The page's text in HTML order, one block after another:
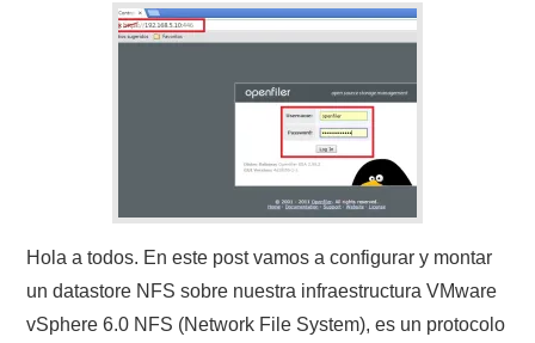
Hola a todos. En este post vamos a configurar y montar
un datastore NFS sobre nuestra infraestructura VMware
vSphere 6.0 NFS (Network File System), es un protocolo